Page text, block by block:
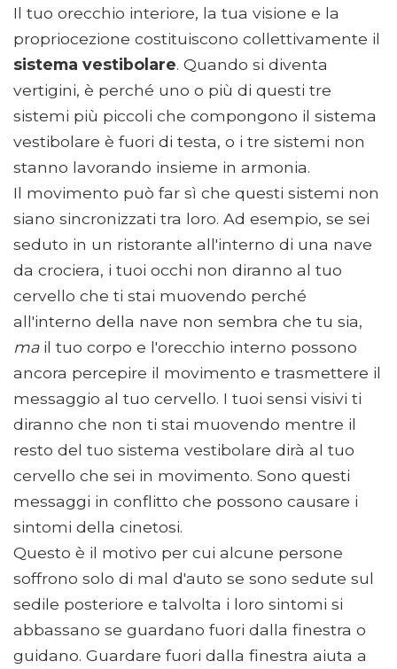
Il tuo orecchio interiore, la tua visione e la
propriocezione costituiscono collettivamente il
sistema vestibolare. Quando si diventa
vertigini, è perché uno o più di questi tre
sistemi più piccoli che compongono il sistema
vestibolare è fuori di testa, o i tre sistemi non
stanno lavorando insieme in armonia.
Il movimento può far sì che questi sistemi non
siano sincronizzati tra loro. Ad esempio, se sei
seduto in un ristorante all'interno di una nave
da crociera, i tuoi occhi non diranno al tuo
cervello che ti stai muovendo perché
all'interno della nave non sembra che tu sia,
mail tuo corpo e l'orecchio interno possono
ancora percepire il movimento e trasmettere il
messaggio al tuo cervello. I tuoi sensi visivi ti
diranno che non ti stai muovendo mentre il
resto del tuo sistema vestibolare dirà al tuo
cervello che sei in movimento. Sono questi
messaggi in conflitto che possono causare i
sintomi della cinetosi.
Questo è il motivo per cui alcune persone
soffrono solo di mal d'auto se sono sedute sul
sedile posteriore e talvolta i loro sintomi si
abbassano se guardano fuori dalla finestra o
guidano. Guardare fuori dalla finestra aiuta a